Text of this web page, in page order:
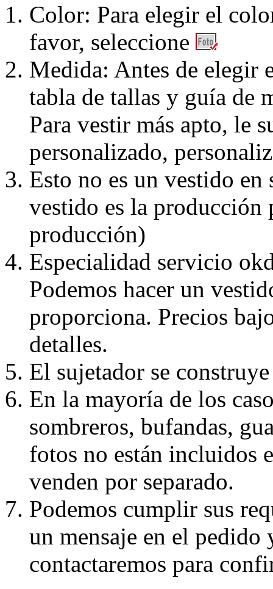
Color: Para elegir el
favor, seleccione
Medida: Antes de elegir
tabla de tallas y guía de
Para vestir más apto, le
personalizado,
Esto no es un vestido
vestido es la producción
producción)
Especialidad servicio
Podemos hacer un
proporciona. Precios
detalles.
El sujetador se
En la mayoría de los
sombreros, bufandas,
fotos no están incluidos
venden por separado.
Podemos cumplir sus
un mensaje en el pedido
contactaremos para